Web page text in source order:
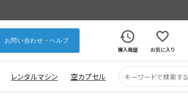
お問い合わせ・ヘルプ
購入履歴
お気に入り
レンタルマシン 空カプセル